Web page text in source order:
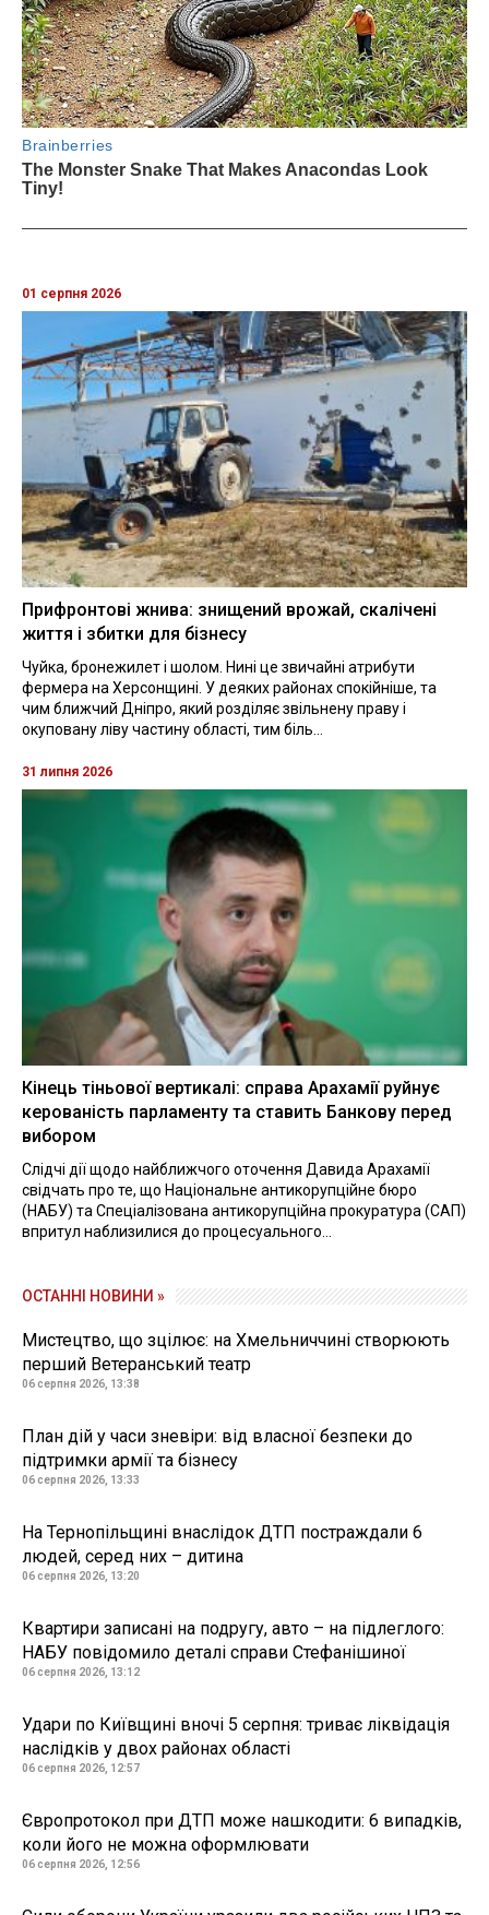
01 серпня 2026
Прифронтові жнива: знищений врожай, скалічені
життя і збитки для бізнесу
Чуйка, бронежилет і шолом. Нині це звичайні атрибути
фермера на Херсонщині. У деяких районах спокійніше, та
чим ближчий Дніпро, який розділяє звільнену праву і
окуповану ліву частину області, тим біль...
31 липня 2026
Кінець тіньової вертикалі: справа Арахамії руйнує
керованість парламенту та ставить Банкову перед
вибором
Слідчі дії щодо найближчого оточення Давида Арахамії
свідчать про те, що Національне антикорупційне бюро
(НАБУ) та Спеціалізована антикорупційна прокуратура (САП)
впритул наблизилися до процесуального...
ОСТАННІ НОВИНИ »
Мистецтво, що зцілює: на Хмельниччині створюють
перший Ветеранський театр
06 серпня 2026, 13:38
План дій у часи зневіри: від власної безпеки до
підтримки армії та бізнесу
06 серпня 2026, 13:33
На Тернопільщині внаслідок ДТП постраждали 6
людей, серед них – дитина
06 серпня 2026, 13:20
Квартири записані на подругу, авто – на підлеглого:
НАБУ повідомило деталі справи Стефанішиної
06 серпня 2026, 13:12
Удари по Київщині вночі 5 серпня: триває ліквідація
наслідків у двох районах області
06 серпня 2026, 12:57
Європротокол при ДТП може нашкодити: 6 випадків,
коли його не можна оформлювати
06 серпня 2026, 12:56